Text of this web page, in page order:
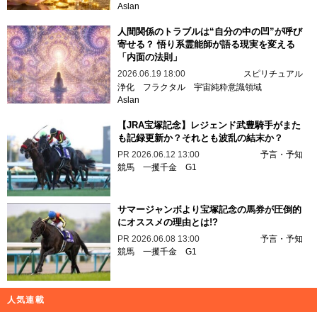
Aslan
人間関係のトラブルは“自分の中の凹”が呼び
寄せる？ 悟り系霊能師が語る現実を変える
「内面の法則」
2026.06.19 18:00
スピリチュアル
浄化
フラクタル 宇宙純粋意識領域
Aslan
【JRA宝塚記念】レジェンド武豊騎手がまた
も記録更新か？それとも波乱の結末か？
PR 2026.06.12 13:00
予言・予知
競馬 一攫千金 G1
サマージャンボより宝塚記念の馬券が圧倒的
にオススメの理由とは!?
PR 2026.06.08 13:00
予言・予知
競馬 一攫千金 G1
人気連載